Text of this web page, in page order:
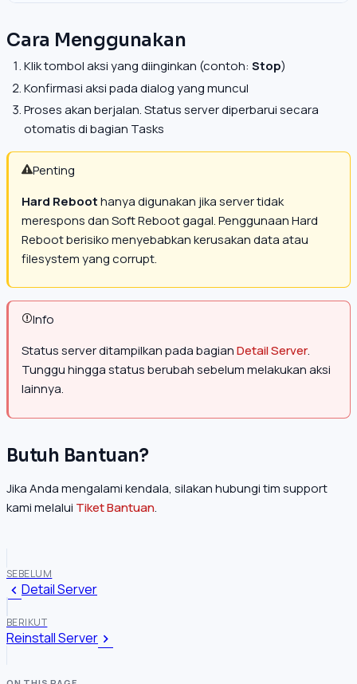
Cara Menggunakan
Klik tombol aksi yang diinginkan (contoh:Stop)
Konfirmasi aksi pada dialog yang muncul
Proses akan berjalan. Status server diperbarui secara
otomatis di bagian Tasks
Penting
Hard Reboothanya digunakan jika server tidak
merespons dan Soft Reboot gagal. Penggunaan Hard
Reboot berisiko menyebabkan kerusakan data atau
filesystem yang corrupt.
Info
Status server ditampilkan pada bagianDetail Server.
Tunggu hingga status berubah sebelum melakukan aksi
lainnya.
Butuh Bantuan?
Jika Anda mengalami kendala, silakan hubungi tim support
kami melalui Tiket Bantuan.
SEBELUM
Detail Server
BERIKUT
Reinstall Server